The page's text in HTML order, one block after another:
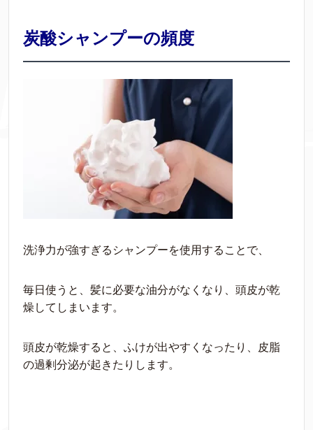
炭酸シャンプーの頻度
洗浄力が強すぎるシャンプーを使用することで、
毎日使うと、髪に必要な油分がなくなり、頭皮が乾
燥してしまいます。
頭皮が乾燥すると、ふけが出やすくなったり、皮脂
の過剰分泌が起きたりします。